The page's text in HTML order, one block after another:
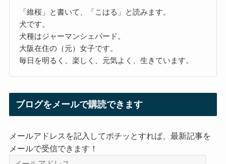
「維桜」と書いて、「こはる」と読みます。
犬です。
犬種はジャーマンシェパード。
大阪在住の（元）女子です。
毎日を明るく、楽しく、元気よく、生きています。
ブログをメールで購読できます
メールアドレスを記入してポチッとすれば、最新記事を
メールで受信できます！
メ